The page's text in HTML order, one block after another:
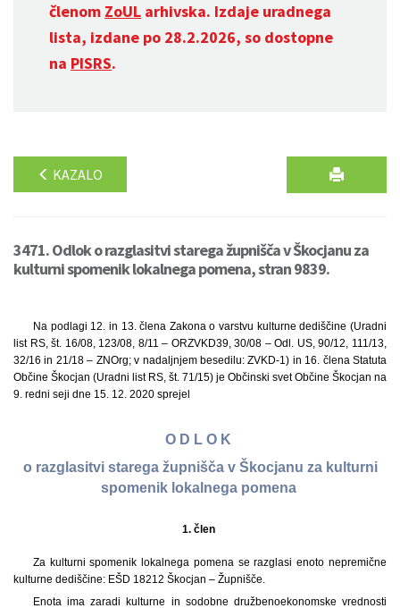
členom ZoUL arhivska. Izdaje uradnega
lista, izdane po 28.2.2026, so dostopne
na PISRS.
KAZALO
3471. Odlok o razglasitvi starega župnišča v Škocjanu za
kulturni spomenik lokalnega pomena, stran 9839.
Na podlagi 12. in 13. člena Zakona o varstvu kulturne dediščine (Uradni
list RS, št. 16/08, 123/08, 8/11 – ORZVKD39, 30/08 – Odl. US, 90/12, 111/13,
32/16 in 21/18 – ZNOrg; v nadaljnjem besedilu: ZVKD-1) in 16. člena Statuta
Občine Škocjan (Uradni list RS, št. 71/15) je Občinski svet Občine Škocjan na
9. redni seji dne 15. 12. 2020 sprejel
O D L O K
o razglasitvi starega župnišča v Škocjanu za kulturni
spomenik lokalnega pomena
1. člen
Za kulturni spomenik lokalnega pomena se razglasi enoto nepremične
kulturne dediščine: EŠD 18212 Škocjan – Župnišče.
Enota ima zaradi kulturne in sodobne družbenoekonomske vrednosti